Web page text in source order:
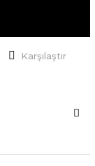
Karşılaştır